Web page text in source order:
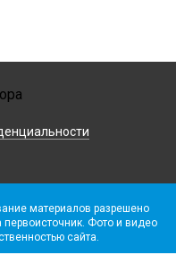
материалов разрешено
первоисточник. Фото и видео
сайта.